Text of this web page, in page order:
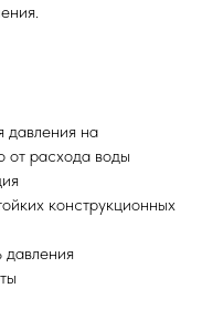
давления на
от расхода воды
конструкционных